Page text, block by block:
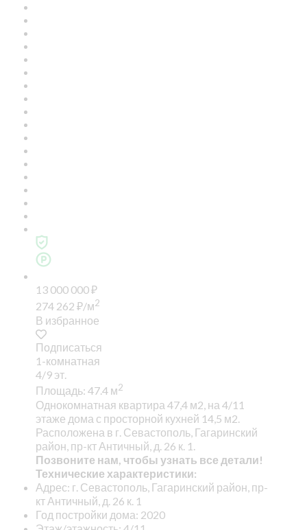
13 000 000₽
274 262 ₽/м2
В избранное
Подписаться
1-комнатная
4/9 эт.
Площадь: 47.4 м2
Однокомнатная квартира 47,4 м2, на 4/11
этаже дома с просторной кухней 14,5 м2.
Расположена в г. Севастополь, Гагаринский
район, пр-кт Античный, д. 26 к. 1.
Позвоните нам, чтобы узнать все детали!
Технические характеристики:
Адрес: г. Севастополь, Гагаринский район, пр-
кт Античный, д. 26 к. 1
Год постройки дома: 2020